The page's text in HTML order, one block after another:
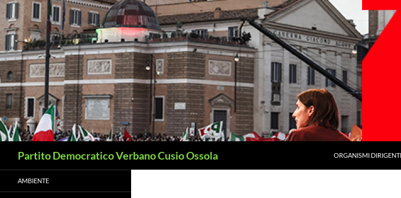
Vai
al
contenuto
Partito Democratico Verbano Cusio Ossola ORGANISMI DIRIGENTI
AMBIENTE